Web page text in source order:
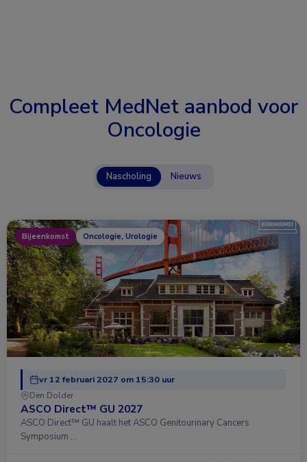
Compleet MedNet aanbod voor
Oncologie
Nascholing Nieuws
Bijeenkomst Oncologie, Urologie
vr 12 februari 2027 om 15:30 uur
Den Dolder
ASCO Direct™ GU 2027
ASCO Direct™ GU haalt het ASCO Genitourinary Cancers
Symposium …